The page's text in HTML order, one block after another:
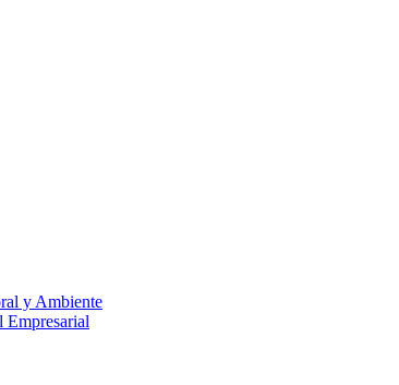
y Ambiente
Empresarial